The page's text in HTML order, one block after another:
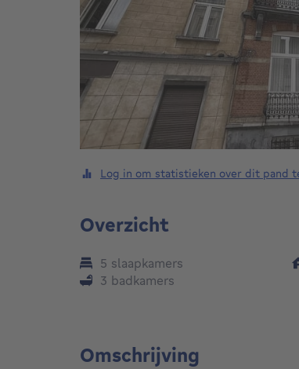
Log in om statistieken over dit pand
Overzicht
5 slaapkamers
3 badkamers
Omschrijving